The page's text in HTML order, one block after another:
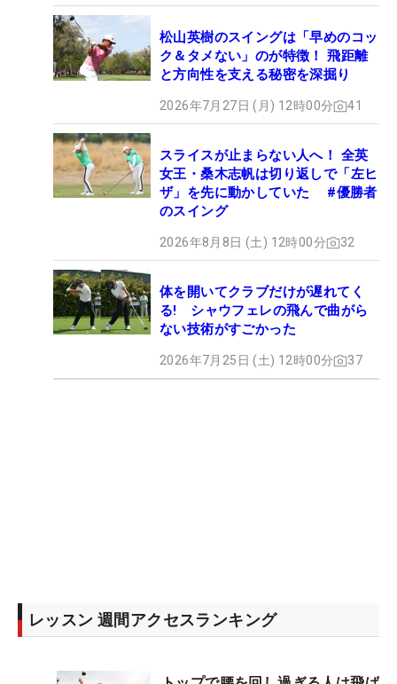
松山英樹のスイングは「早めのコッ
ク＆タメない」のが特徴！ 飛距離
と方向性を支える秘密を深掘り
2026年7月27日 (月) 12時00分 41
スライスが止まらない人へ！ 全英
女王・桑木志帆は切り返しで「左ヒ
ザ」を先に動かしていた #優勝者
のスイング
2026年8月8日 (土) 12時00分 32
体を開いてクラブだけが遅れてく
る! シャウフェレの飛んで曲がら
ない技術がすごかった
2026年7月25日 (土) 12時00分 37
レッスン 週間アクセスランキング